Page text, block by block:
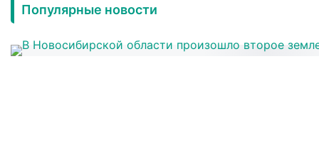
Популярные новости